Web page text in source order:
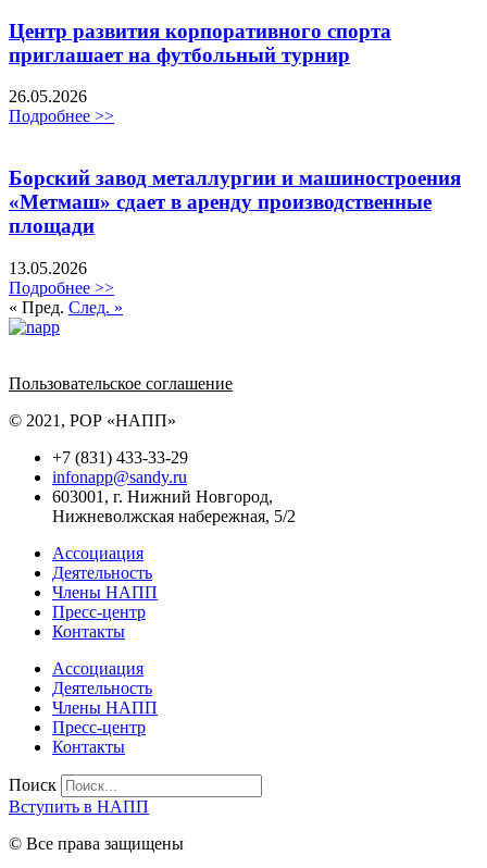
Центр развития корпоративного спорта
приглашает на футбольный турнир
26.05.2026
Подробнее >>
Борский завод металлургии и машиностроения
«Метмаш» сдает в аренду производственные
площади
13.05.2026
Подробнее >>
« Пред. След. »
Пользовательское соглашение
© 2021, РОР «НАПП»
+7 (831) 433-33-29
infonapp@sandy.ru
603001, г. Нижний Новгород,
Нижневолжская набережная, 5/2
Ассоциация
Деятельность
Члены НАПП
Пресс-центр
Контакты
Ассоциация
Деятельность
Члены НАПП
Пресс-центр
Контакты
Поиск
Вступить в НАПП
© Все права защищены